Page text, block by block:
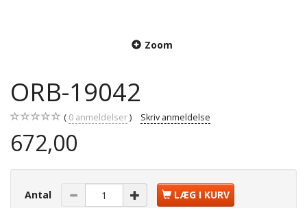
Zoom
ORB-19042
0 anmeldelser Skriv anmeldelse
672,00
Antal LÆG I KURV